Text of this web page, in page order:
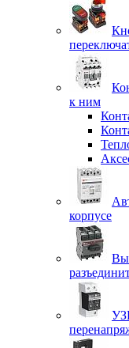
к ним
корпусе